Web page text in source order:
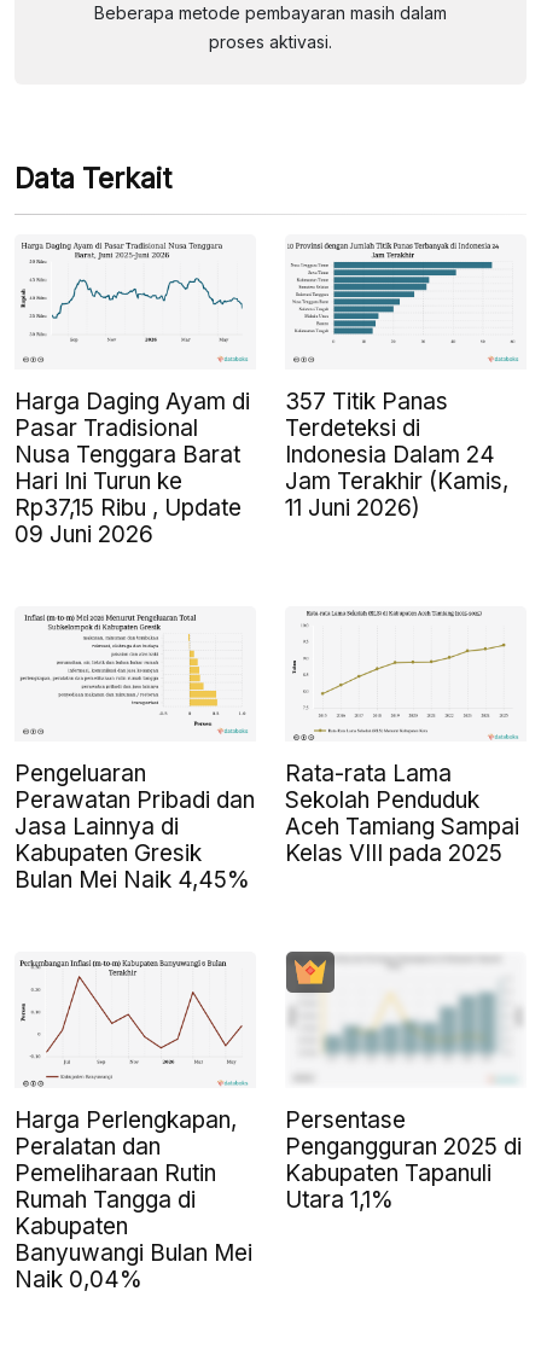
Beberapa metode pembayaran masih dalam
proses aktivasi.
Data Terkait
Harga Daging Ayam di
Pasar Tradisional
Nusa Tenggara Barat
Hari Ini Turun ke
Rp37,15 Ribu , Update
09 Juni 2026
357 Titik Panas
Terdeteksi di
Indonesia Dalam 24
Jam Terakhir (Kamis,
11 Juni 2026)
Pengeluaran
Perawatan Pribadi dan
Jasa Lainnya di
Kabupaten Gresik
Bulan Mei Naik 4,45%
Rata-rata Lama
Sekolah Penduduk
Aceh Tamiang Sampai
Kelas VIII pada 2025
Harga Perlengkapan,
Peralatan dan
Pemeliharaan Rutin
Rumah Tangga di
Kabupaten
Banyuwangi Bulan Mei
Naik 0,04%
Persentase
Pengangguran 2025 di
Kabupaten Tapanuli
Utara 1,1%